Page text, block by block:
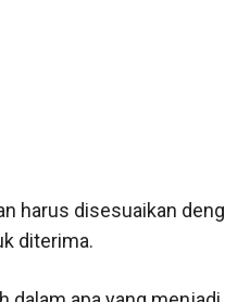
harus disesuaikan
diterima.